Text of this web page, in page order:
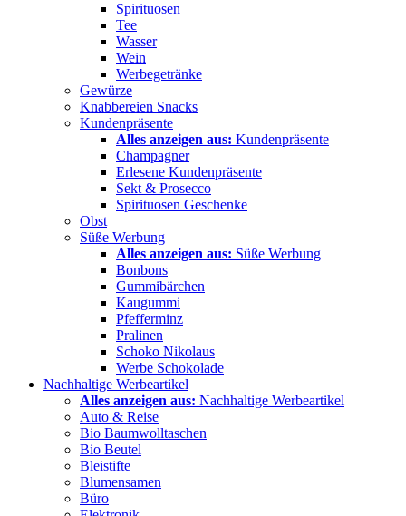
Spirituosen
Tee
Wasser
Wein
Werbegetränke
Gewürze
Knabbereien Snacks
Kundenpräsente
Alles anzeigen aus: Kundenpräsente
Champagner
Erlesene Kundenpräsente
Sekt & Prosecco
Spirituosen Geschenke
Obst
Süße Werbung
Alles anzeigen aus: Süße Werbung
Bonbons
Gummibärchen
Kaugummi
Pfefferminz
Pralinen
Schoko Nikolaus
Werbe Schokolade
Nachhaltige Werbeartikel
Alles anzeigen aus: Nachhaltige Werbeartikel
Auto & Reise
Bio Baumwolltaschen
Bio Beutel
Bleistifte
Blumensamen
Büro